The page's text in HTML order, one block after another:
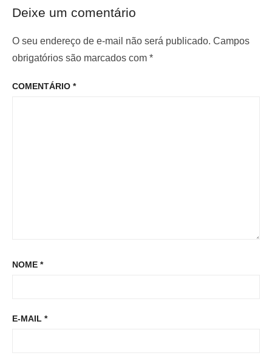
o
e
P
o
i
o
:
m
o
o
Deixe um comentário
O seu endereço de e-mail não será publicado. Campos
obrigatórios são marcados com *
COMENTÁRIO *
NOME *
E-MAIL *